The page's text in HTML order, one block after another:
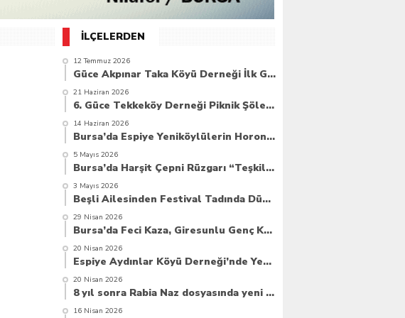
İLÇELERDEN
12 Temmuz 2026
Güce Akpınar Taka Köyü Derneği İlk Genel Kurulunu Gerçekleştirdi
21 Haziran 2026
6. Güce Tekkeköy Derneği Piknik Şöleni Yoğun Katılımla Gerçekleşti
14 Haziran 2026
Bursa’da Espiye Yeniköylülerin Horonla Başlayan Piknik Şöleni, Geleceğe Atılan Temellerle Taçlandı
5 Mayıs 2026
Bursa’da Harşit Çepni Rüzgarı “Teşkilat Merkezi Coşkuyla Açıldı”
3 Mayıs 2026
Beşli Ailesinden Festival Tadında Düğün Cemiyeti
29 Nisan 2026
Bursa’da Feci Kaza, Giresunlu Genç Kaza Kurbanı Oldu
20 Nisan 2026
Espiye Aydınlar Köyü Derneği’nde Yeni Dönem: Genç Yönetim Göreve Başladı
20 Nisan 2026
8 yıl sonra Rabia Naz dosyasında yeni umut
16 Nisan 2026